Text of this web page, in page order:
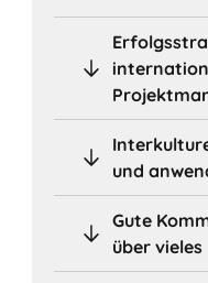
und
Gute
über vieles